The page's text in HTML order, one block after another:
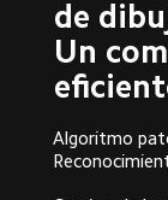
de
Un
Algoritmo